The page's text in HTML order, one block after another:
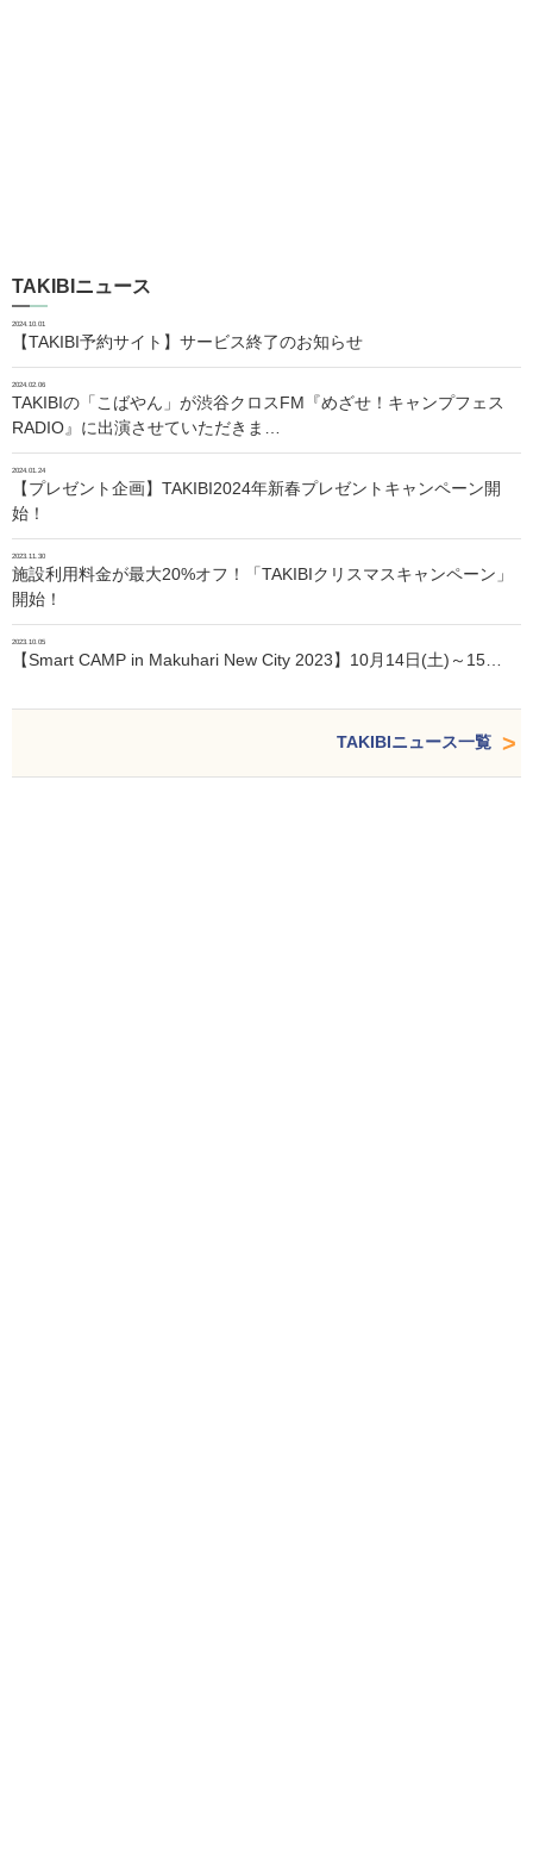
TAKIBIニュース
2024.10.01
【TAKIBI予約サイト】サービス終了のお知らせ
2024.02.06
TAKIBIの「こばやん」が渋谷クロスFM『めざせ！キャンプフェス
RADIO』に出演させていただきま…
2024.01.24
【プレゼント企画】TAKIBI2024年新春プレゼントキャンペーン開
始！
2023.11.30
施設利用料金が最大20%オフ！「TAKIBIクリスマスキャンペーン」
開始！
2023.10.05
【Smart CAMP in Makuhari New City 2023】10月14日(土)～15…
TAKIBIニュース一覧